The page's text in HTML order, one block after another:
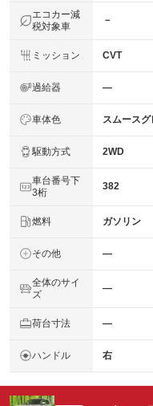
エコカー減
税対象車
－
ミッション CVT
過給器 ―
車体色 スムース
駆動方式 2WD
車台番号下
3桁
382
燃料 ガソリン
その他 ―
全体のサイ
ズ
―
荷台寸法 ―
ハンドル 右